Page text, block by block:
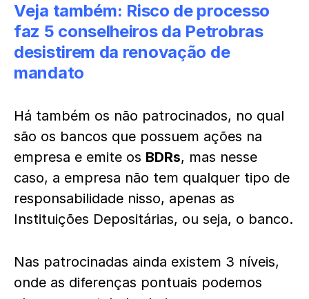
Veja também: Risco de processo
faz 5 conselheiros da Petrobras
desistirem da renovação de
mandato
Há também os não patrocinados, no qual
são os bancos que possuem ações na
empresa e emite os BDRs, mas nesse
caso, a empresa não tem qualquer tipo de
responsabilidade nisso, apenas as
Instituições Depositárias, ou seja, o banco.
Nas patrocinadas ainda existem 3 níveis,
onde as diferenças pontuais podemos